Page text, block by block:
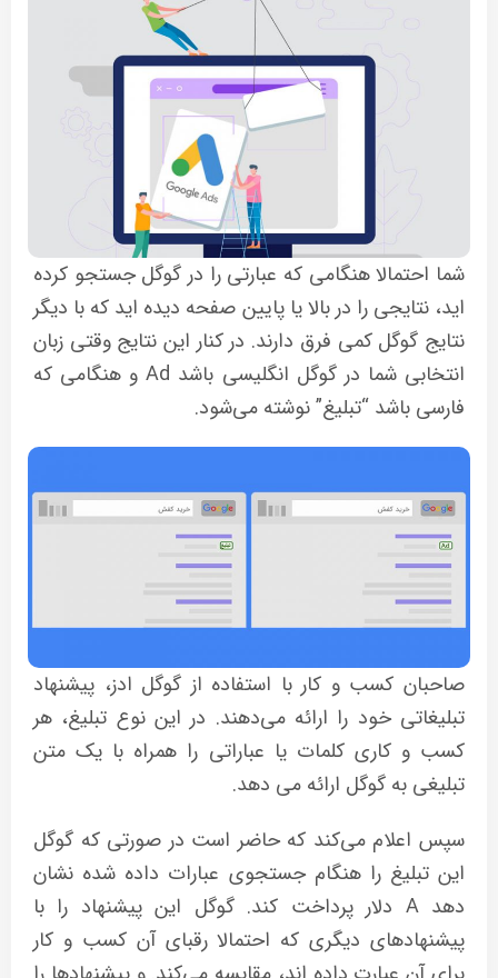
شما احتمالا هنگامی که عبارتی را در گوگل جستجو کرده
اید، نتایجی را در بالا یا پایین صفحه دیده اید که با دیگر
نتایج گوگل کمی فرق دارند. در کنار این نتایج وقتی زبان
انتخابی شما در گوگل انگلیسی باشد Ad و هنگامی که
فارسی باشد “تبلیغ” نوشته می‌شود.
صاحبان کسب و کار با استفاده از گوگل ادز، پیشنهاد
تبلیغاتی خود را ارائه می‌دهند. در این نوع تبلیغ، هر
کسب و کاری کلمات یا عباراتی را همراه با یک متن
تبلیغی به گوگل ارائه می دهد.
سپس اعلام می‌کند که حاضر است در صورتی که گوگل
این تبلیغ را هنگام جستجوی عبارات داده شده نشان
دهد A دلار پرداخت کند. گوگل این پیشنهاد را با
پیشنهادهای دیگری که احتمالا رقبای آن کسب و کار